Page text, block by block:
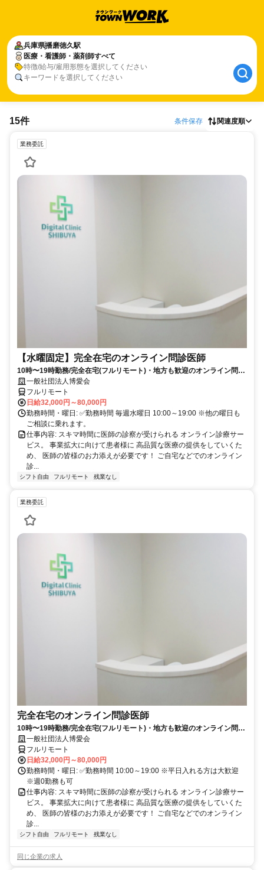
兵庫県播磨徳久駅
医療・看護師・薬剤師すべて
特徴/給与/雇用形態を選択してください
キーワードを選択してください
15件 条件保存 関連度順
業務委託
【水曜固定】完全在宅のオンライン問診医師
10時〜19時勤務/完全在宅(フルリモート)・地方も歓迎のオンライン問診
業務一般社団法人博愛会
フルリモート
日給32,000円～80,000円
勤務時間・曜日: ✅勤務時間 毎週水曜日 10:00～19:00 ※他の曜日も
ご相談に乗れます。
仕事内容: スキマ時間に医師の診察が受けられる オンライン診療サー
ビス。 事業拡大に向けて患者様に 高品質な医療の提供をしていくた
め、 医師の皆様のお力添えが必要です！ ご自宅などでのオンライン
診...
シフト自由 フルリモート 残業なし
業務委託
完全在宅のオンライン問診医師
10時〜19時勤務/完全在宅(フルリモート)・地方も歓迎のオンライン問診
業務一般社団法人博愛会
フルリモート
日給32,000円～80,000円
勤務時間・曜日: ✅勤務時間 10:00～19:00 ※平日入れる方は大歓迎
※週0勤務も可
仕事内容: スキマ時間に医師の診察が受けられる オンライン診療サー
ビス。 事業拡大に向けて患者様に 高品質な医療の提供をしていくた
め、 医師の皆様のお力添えが必要です！ ご自宅などでのオンライン
診...
シフト自由 フルリモート 残業なし
同じ企業の求人